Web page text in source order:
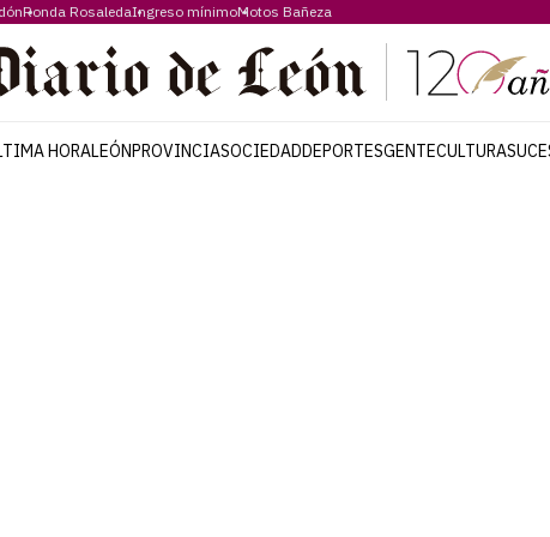
Ronda RosaledaIngreso mínimoMotos Bañeza
HORALEÓNPROVINCIASOCIEDADDEPORTESGENTECULTURA